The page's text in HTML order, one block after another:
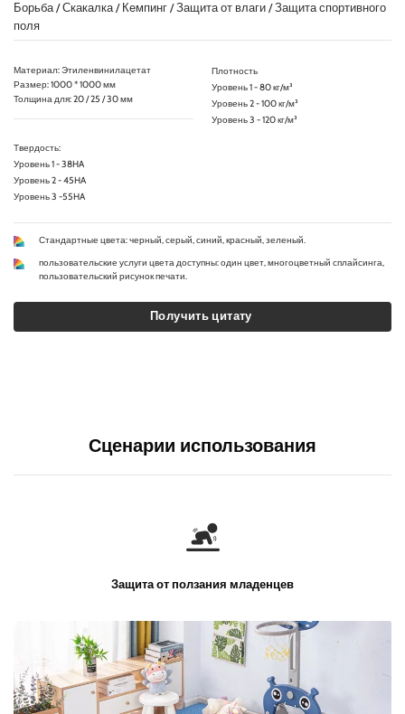
Борьба / Скакалка / Кемпинг / Защита от влаги / Защита спортивного
поля
Материал: Этиленвинилацетат
Размер: 1000 * 1000 мм
Толщина для: 20 / 25 / 30 мм
Плотность
Уровень 1 - 80 кг/м³
Уровень 2 - 100 кг/м³
Уровень 3 - 120 кг/м³
Твердость:
Уровень 1 - 38HA
Уровень 2 - 45HA
Уровень 3 -55HA
Стандартные цвета: черный, серый, синий, красный, зеленый.
пользовательские услуги цвета доступны: один цвет, многоцветный сплайсинга,
пользовательский рисунок печати.
Получить цитату
Сценарии использования
Защита от ползания младенцев